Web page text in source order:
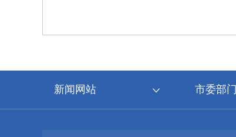
新闻网站 市委部门